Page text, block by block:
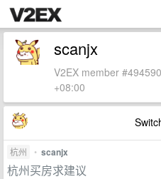
scanjx
V2EX member
+08:00
杭州 • scanjx
杭州买房求建议